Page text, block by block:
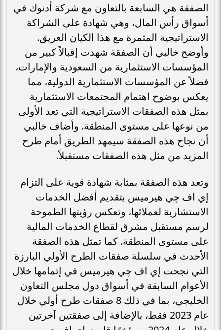
الصفقة هي السابعة بالتعاون مع شركة أدنوك في
أسواق رأس المال، وهي شهادة على الشراكة
الاستراتيجية المثمرة مع هذا الكيان العريق.
وأوضح خالبي أن الصفقة شهدت إقبالاً كبير من
المؤسسات الاستثمارية من السعودية والإمارات،
فضلاً عن المؤسسات الاستثمارية الدولية، مما
يعكس بوضوح اهتمام المجتمعات الاستثمارية
بمثل هذه الصفقات الاستراتيجية التي تعد الأولى
من نوعها على مستوى المنطقة. وأضاف خالبي
أن نجاح هذه الصفقة سيمهد الطريق أمام طرح
المزيد من مثل هذه الصفقات مستقبلاً.
وتعد هذه الصفقة بمثابة شهادة قوية على التزام
إي اف چي هيرميس بتقديم أفضل الخدمات
الاستشارية لعملائها، وتعكس رؤيتها الطموحة
لرسم مستقبل مشرق لقطاع الخدمات المالية
على مستوى المنطقة. كما تمثل هذه الصفقة
الأحدث في سلسلة صفقات الطرح الأولي البارزة
التي نجحت إي اف چي هيرميس في إتمامها خلال
الأعوام السابقة في أسواق دول مجلس التعاون
الخليجي، بما في ذلك 8 صفقات طرح أولي خلال
عام 2023 فقط، بالإضافة إلى صفقتين آخرتين